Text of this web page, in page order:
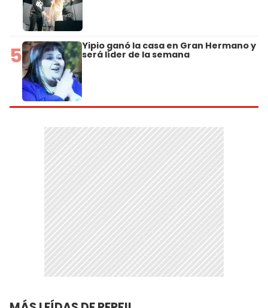
5 Yipio ganó la casa en Gran Hermano y
será líder de la semana